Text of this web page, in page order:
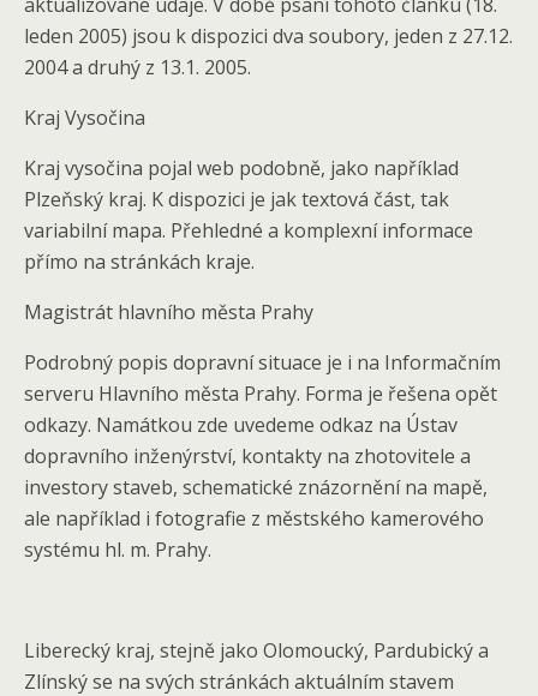
leden 2005) jsou k dispozici dva soubory, jeden z 27.12.
2004 a druhý z 13.1. 2005.
Kraj Vysočina
Kraj vysočina pojal web podobně, jako například
Plzeňský kraj. K dispozici je jak textová část, tak
variabilní mapa. Přehledné a komplexní informace
přímo na stránkách kraje.
Magistrát hlavního města Prahy
Podrobný popis dopravní situace je i na Informačním
serveru Hlavního města Prahy. Forma je řešena opět
odkazy. Namátkou zde uvedeme odkaz na Ústav
dopravního inženýrství, kontakty na zhotovitele a
investory staveb, schematické znázornění na mapě,
ale například i fotografie z městského kamerového
systému hl. m. Prahy.
Liberecký kraj, stejně jako Olomoucký, Pardubický a
Zlínskýse na svých stránkách aktuálním stavem